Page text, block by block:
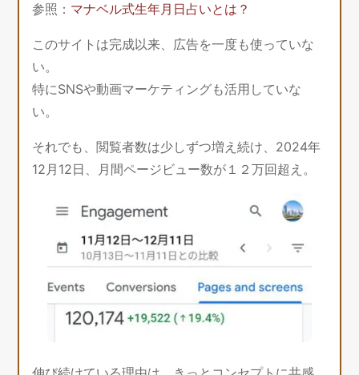
参照： マナベル式生年月日占いとは？
このサイトは完成以来、広告を一度も使っていな
い。
特にSNSや動画マーケティングも活用していな
い。
それでも、閲覧者数は少しずつ増え続け、2024年
12月12日、月間ページビュー数が１２万回超え。